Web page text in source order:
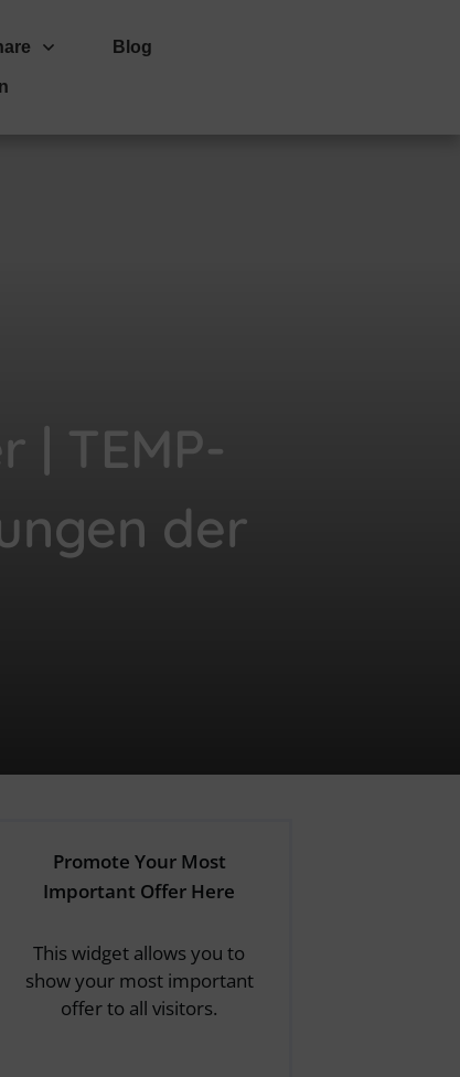
Blog
| TEMP-
der
Promote Your Most
Important Offer Here
This widget allows you to
show your most important
offer to all visitors.